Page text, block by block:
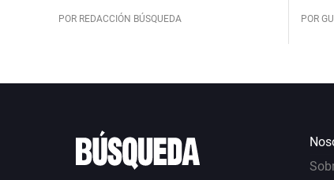
POR REDACCIÓN BÚSQUEDA POR